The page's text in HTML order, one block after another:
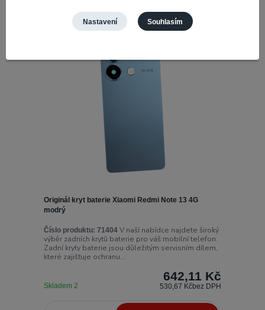
Originál kryt baterie Xiaomi Redmi Note 13 4G
modrý
Číslo produktu: 71404V naší nabídce najdete široký
výběr zadních krytů baterie pro váš mobilní telefon.
Zadní kryty baterie jsou důležitým servisním dílem,
které zajišťuje ochranu...
642,11 Kč
530,67 Kčbez DPH
Skladem 2
Nastavení Souhlasím